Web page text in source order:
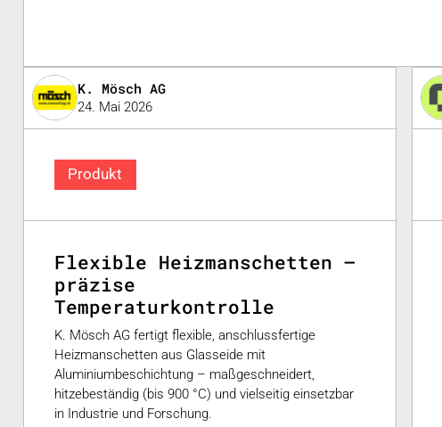
K. Mösch AG
24. Mai 2026
Produkt
Flexible Heizmanschetten –
präzise
Temperaturkontrolle
K. Mösch AG fertigt flexible, anschlussfertige
Heizmanschetten aus Glasseide mit
Aluminiumbeschichtung – maßgeschneidert,
hitzebeständig (bis 900 °C) und vielseitig einsetzbar
in Industrie und Forschung.